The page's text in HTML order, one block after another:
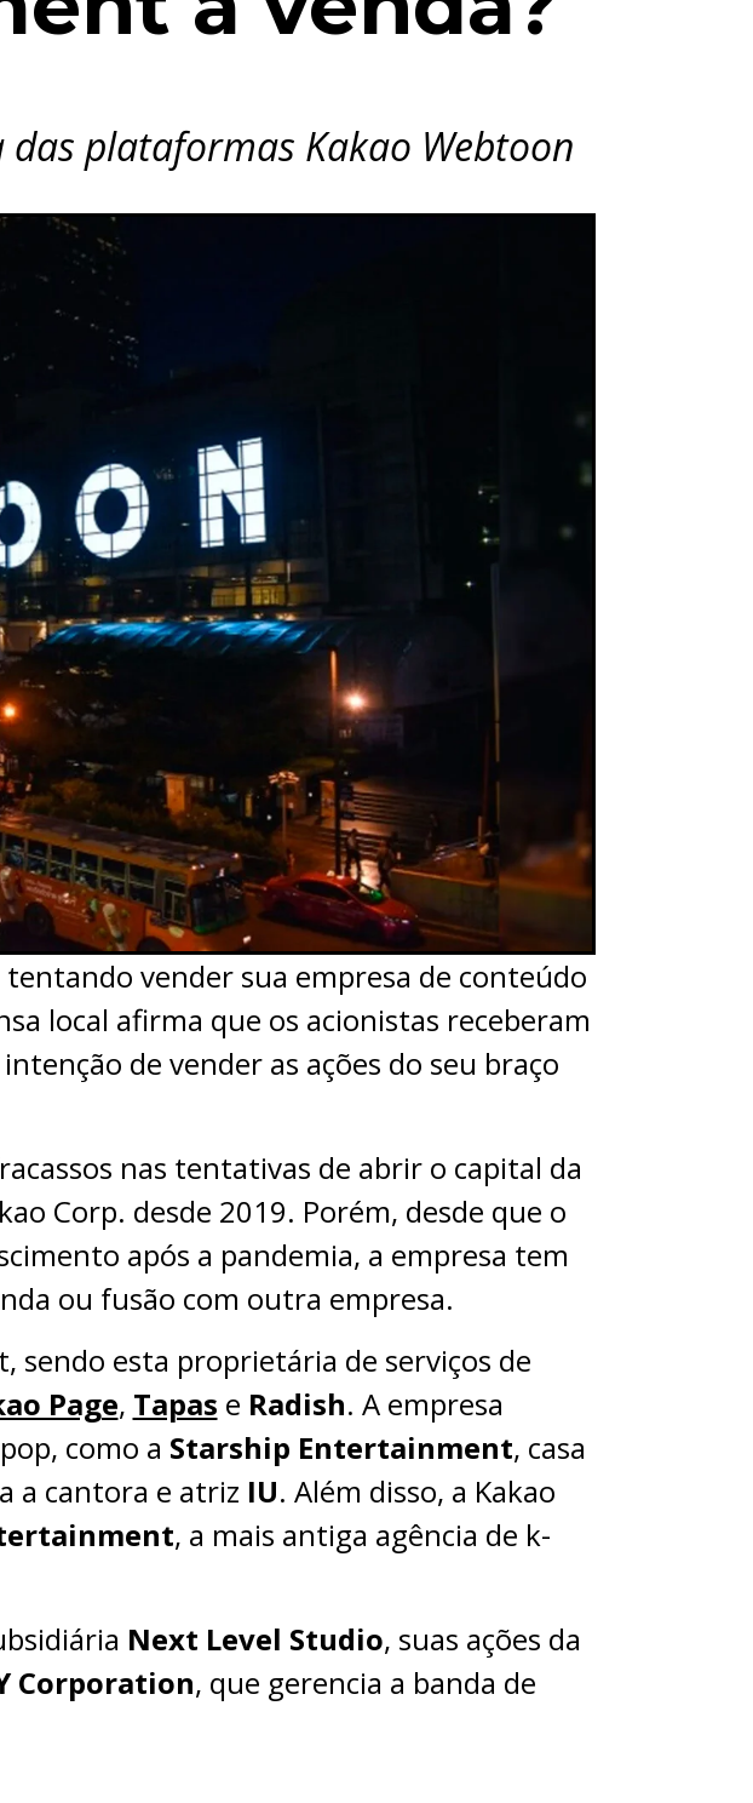
plataformas Kakao Webtoon
tentando vender sua empresa de conteúdo
local afirma que os acionistas receberam
de vender as ações do seu braço
nas tentativas de abrir o capital da
Corp. desde 2019. Porém, desde que o
após a pandemia, a empresa tem
ou fusão com outra empresa.
sendo esta proprietária de serviços de
Page, Tapas e Radish. A empresa
como a Starship Entertainment, casa
a cantora e atriz IU. Além disso, a Kakao
, a mais antiga agência de k-
Next Level Studio, suas ações da
Corporation, que gerencia a banda de